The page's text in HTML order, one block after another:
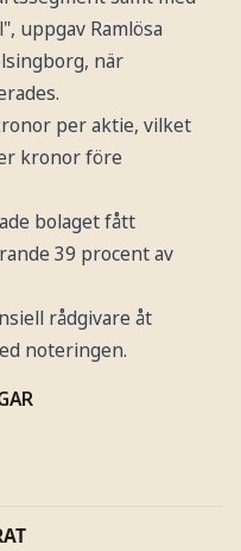
uppgav Ramlösa
när
per aktie, vilket
kronor före
bolaget fått
39 procent av
rådgivare åt
noteringen.